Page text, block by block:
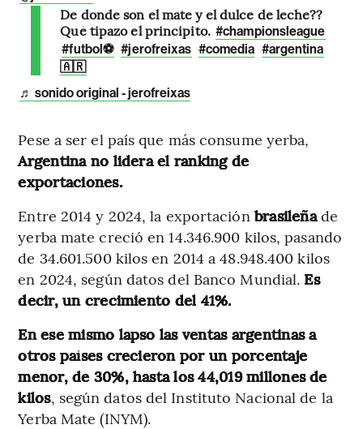
De donde son el mate y el dulce de leche??
Qué tipazo el principito. #championsleague
#futbol⚽️ #jerofreixas #comedia #argentina
🇦🇷
♬ sonido original - jerofreixas
Pese a ser el país que más consume yerba,
Argentina no lidera el ranking de
exportaciones.
Entre 2014 y 2024, la exportación brasileñade
yerba mate creció en 14.346.900 kilos, pasando
de 34.601.500 kilos en 2014 a 48.948.400 kilos
en 2024, según datos del Banco Mundial. Es
decir, un crecimiento del 41%.
En ese mismo lapso las ventas argentinas a
otros países crecieron por un porcentaje
menor, de 30%, hasta los 44,019 millones de
kilos, según datos del Instituto Nacional de la
Yerba Mate (INYM).